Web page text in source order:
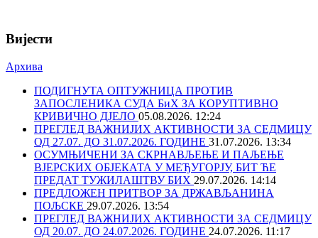
Вијести
Архива
ПОДИГНУТА ОПТУЖНИЦА ПРОТИВ
ЗАПОСЛЕНИКА СУДА БиХ ЗА КОРУПТИВНО
КРИВИЧНО ДЈЕЛО 05.08.2026. 12:24
ПРЕГЛЕД ВАЖНИЈИХ АКТИВНОСТИ ЗА СЕДМИЦУ
ОД 27.07. ДО 31.07.2026. ГОДИНЕ 31.07.2026. 13:34
ОСУМЊИЧЕНИ ЗА СКРНАВЉЕЊЕ И ПАЉЕЊЕ
ВЈЕРСКИХ ОБЈЕКАТА У МЕЂУГОРЈУ, БИТ ЋЕ
ПРЕДАТ ТУЖИЛАШТВУ БИХ 29.07.2026. 14:14
ПРЕДЛОЖЕН ПРИТВОР ЗА ДРЖАВЉАНИНА
ПОЉСКЕ 29.07.2026. 13:54
ПРЕГЛЕД ВАЖНИЈИХ АКТИВНОСТИ ЗА СЕДМИЦУ
ОД 20.07. ДО 24.07.2026. ГОДИНЕ 24.07.2026. 11:17